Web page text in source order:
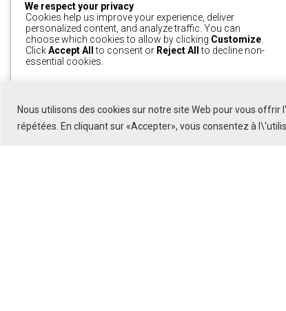
Nous utilisons des cookies sur notre site Web pour vous
répétées. En cliquant sur «Accepter», vous consentez à
We respect your privacy
Cookies help us improve your experience, deliver
personalized content, and analyze traffic. You can
choose which cookies to allow by clicking Customize
ClickAccept All to consent or Reject All
to decline non-
essential cookies.
Powered by